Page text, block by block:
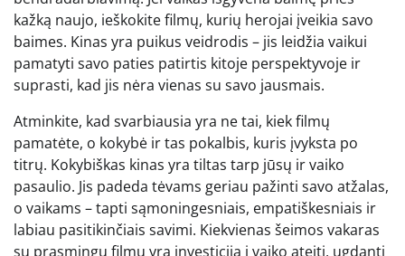
kažką naujo, ieškokite filmų, kurių herojai įveikia savo
baimes. Kinas yra puikus veidrodis – jis leidžia vaikui
pamatyti savo paties patirtis kitoje perspektyvoje ir
suprasti, kad jis nėra vienas su savo jausmais.
Atminkite, kad svarbiausia yra ne tai, kiek filmų
pamatėte, o kokybė ir tas pokalbis, kuris įvyksta po
titrų. Kokybiškas kinas yra tiltas tarp jūsų ir vaiko
pasaulio. Jis padeda tėvams geriau pažinti savo atžalas,
o vaikams – tapti sąmoningesniais, empatiškesniais ir
labiau pasitikinčiais savimi. Kiekvienas šeimos vakaras
su prasmingu filmu yra investicija į vaiko ateitį, ugdanti